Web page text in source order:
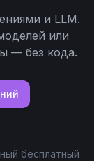
и LLM.
или
— без кода.
бесплатный